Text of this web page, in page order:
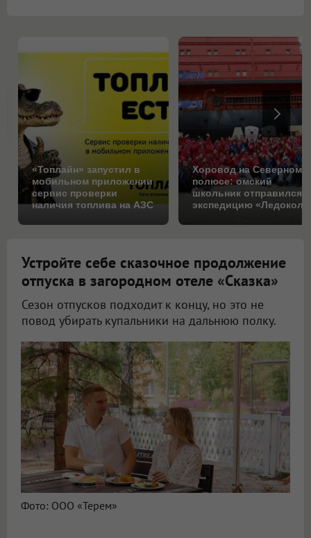
«Топлайн» запустил в
мобильном приложении
сервис проверки
наличия топлива на АЗС
Хоровод на Северном
полюсе: омский
школьник отправился в
экспедицию «Ледокол
Устройте себе сказочное продолжение
отпуска в загородном отеле «Сказка»
Сезон отпусков подходит к концу, но это не
повод убирать купальники на дальнюю полку.
Фото: ООО «Терем»